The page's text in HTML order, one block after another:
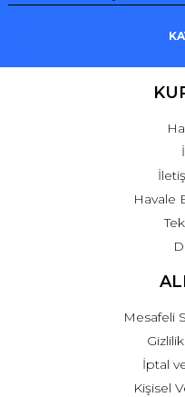
Havale
Mesafeli
İptal
Kişisel